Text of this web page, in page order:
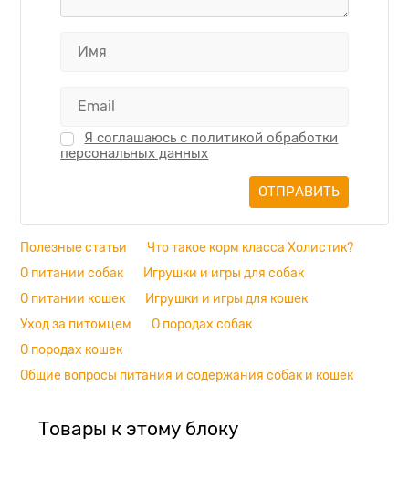
Я соглашаюсь с политикой обработки
персональных данных
Полезные статьи
Что такое корм класса Холистик?
О питании собак
Игрушки и игры для собак
О питании кошек
Игрушки и игры для кошек
Уход за питомцем
О породах собак
О породах кошек
Общие вопросы питания и содержания собак и кошек
Товары к этому блоку